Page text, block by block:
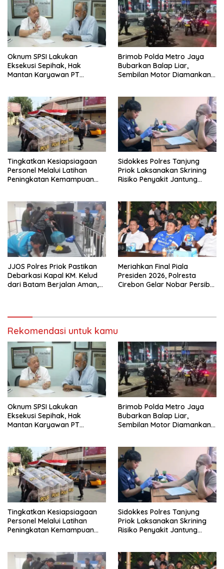
Oknum SPSI Lakukan
Eksekusi Sepihak, Hak
Mantan Karyawan PT
Brimob Polda Metro Jaya
Bubarkan Balap Liar,
Sembilan Motor Diamankan
Tingkatkan Kesiapsiagaan
Personel Melalui Latihan
Peningkatan Kemampuan
Sidokkes Polres Tanjung
Priok Laksanakan Skrining
Risiko Penyakit Jantung
JJOS Polres Priok Pastikan
Debarkasi Kapal KM. Kelud
dari Batam Berjalan Aman,
Meriahkan Final Piala
Presiden 2026, Polresta
Cirebon Gelar Nobar Persib
Rekomendasi untuk kamu
Oknum SPSI Lakukan
Eksekusi Sepihak, Hak
Mantan Karyawan PT
Brimob Polda Metro Jaya
Bubarkan Balap Liar,
Sembilan Motor Diamankan
Tingkatkan Kesiapsiagaan
Personel Melalui Latihan
Peningkatan Kemampuan
Sidokkes Polres Tanjung
Priok Laksanakan Skrining
Risiko Penyakit Jantung